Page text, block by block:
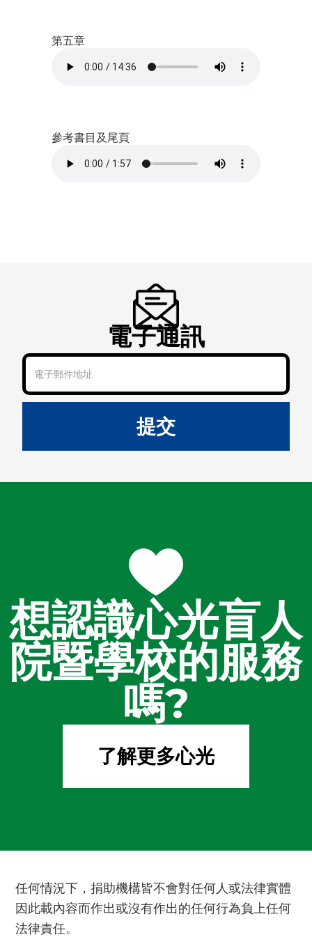
第五章
參考書目及尾頁
電子通訊
提交
想認識心光盲人
院暨學校的服務
嗎?
了解更多心光
任何情況下，捐助機構皆不會對任何人或法律實體
因此載內容而作出或沒有作出的任何行為負上任何
法律責任。